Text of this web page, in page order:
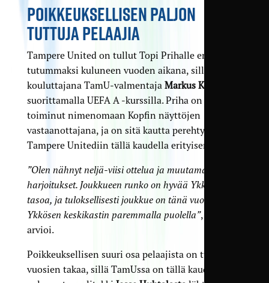
POIKKEUKSELLISEN PALJON
TUTTUJA PELAAJIA
Tampere United on tullut Topi Prihalle entistäkin
tutummaksi kuluneen vuoden aikana, sillä hän on
kouluttajana TamU-valmentaja Markus Kopfin
suorittamalla UEFA A -kurssilla. Priha on
toiminut nimenomaan Kopfin näyttöjen
vastaanottajana, ja on sitä kautta perehtynyt
Tampere Unitediin tällä kaudella erityisen hyvin.
”Olen nähnyt neljä-viisi ottelua ja muutamat
harjoitukset. Joukkueen runko on hyvää Ykkösen
tasoa, ja tuloksellisesti joukkue on tänä vuonna
Ykkösen keskikastin paremmalla puolella”, Priha
arvioi.
Poikkeuksellisen suuri osa pelaajista on tuttuja jo
vuosien takaa, sillä TamUssa on tällä kaudella